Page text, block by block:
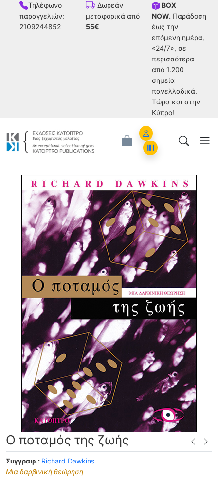
Τηλέφωνο
παραγγελιών:
2109244852
Δωρεάν
μεταφορικά από
55€
BOX
NOW. Παράδοση
έως την
επόμενη ημέρα,
«24/7», σε
περισσότερα
από 1.200
σημεία
πανελλαδικά.
Tώρα και στην
Κύπρο!
Account
Orders
Ο ποταμός της ζωής
Συγγραφ.: Richard Dawkins
Μια δαρβινική θεώρηση